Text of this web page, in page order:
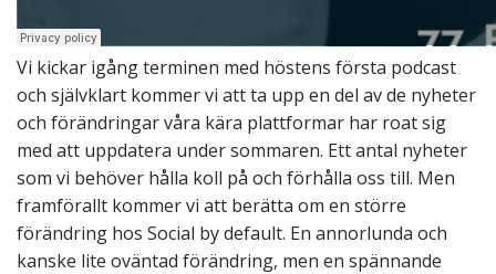
Vi kickar igång terminen med höstens första podcast
och självklart kommer vi att ta upp en del av de nyheter
och förändringar våra kära plattformar har roat sig
med att uppdatera under sommaren. Ett antal nyheter
som vi behöver hålla koll på och förhålla oss till. Men
framförallt kommer vi att berätta om en större
förändring hos Social by default. En annorlunda och
kanske lite oväntad förändring, men en spännande